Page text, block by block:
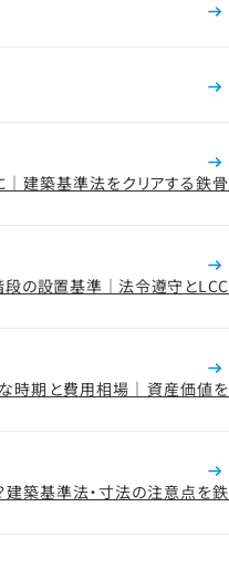
建築基準法をクリアする鉄骨
段の設置基準｜法令遵守とLCC
時期と費用相場｜資産価値を
建築基準法・寸法の注意点を鉄